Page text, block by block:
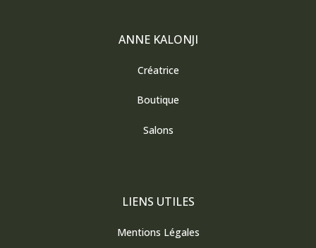
o r
m
ANNE KALONJI
Créatrice
Boutique
Salons
LIENS UTILES
Mentions Légales